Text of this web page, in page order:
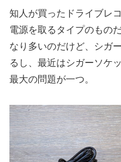
知人が買ったドライブレ
電源を取るタイプのもの
なり多いのだけど、シガ
るし、最近はシガーソケ
最大の問題が一つ。